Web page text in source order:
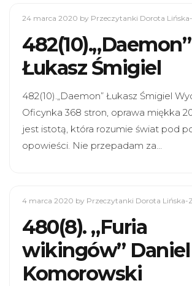
24 marca 2020 by Przeczytanki Dorota Lińska-
482(10).„Daemon”
Łukasz Śmigiel
482(10).„Daemon” Łukasz Śmigiel
Oficynka 368 stron, oprawa miękka
jest istotą, która rozumie świat pod
opowieści. Nie przepadam za…
4 marca 2020 by Przeczytanki Dorota Lińska-
480(8). „Furia
wikingów” Daniel
Komorowski